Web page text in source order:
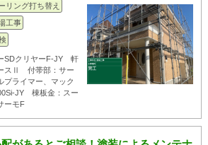
リング打ち替え
工事
SDクリヤーF-JY 軒
スⅡ 付帯部：サー
プライマー、マック
JY 棟板金：スー
ーモF